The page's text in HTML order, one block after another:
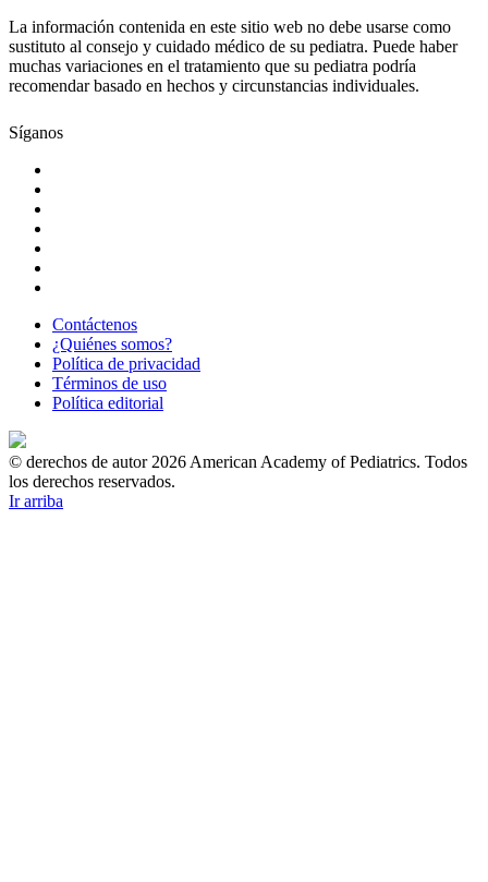
La información contenida en este sitio web no debe usarse como
sustituto al consejo y cuidado médico de su pediatra. Puede haber
muchas variaciones en el tratamiento que su pediatra podría
recomendar basado en hechos y circunstancias individuales.
Síganos
Contáctenos
¿Quiénes somos?
Política de privacidad
Términos de uso
Política editorial
© derechos de autor 2026 American Academy of Pediatrics. Todos
los derechos reservados.
Ir arriba